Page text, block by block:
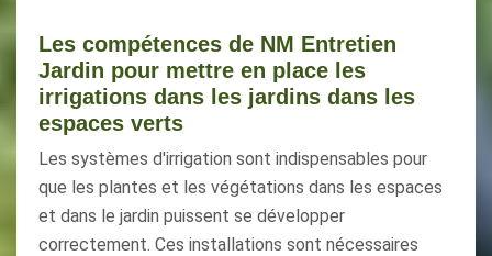
Les compétences de NM Entretien
Jardin pour mettre en place les
irrigations dans les jardins dans les
espaces verts
Les systèmes d'irrigation sont indispensables pour
que les plantes et les végétations dans les espaces
et dans le jardin puissent se développer
correctement. Ces installations sont nécessaires